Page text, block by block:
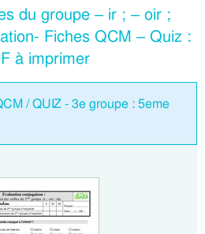
du groupe – ir ; – oir ;
Fiches QCM – Quiz :
à imprimer
/ QUIZ - 3e groupe : 5eme